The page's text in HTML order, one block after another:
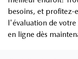
besoins, et
l'évaluation de votre
en ligne dès